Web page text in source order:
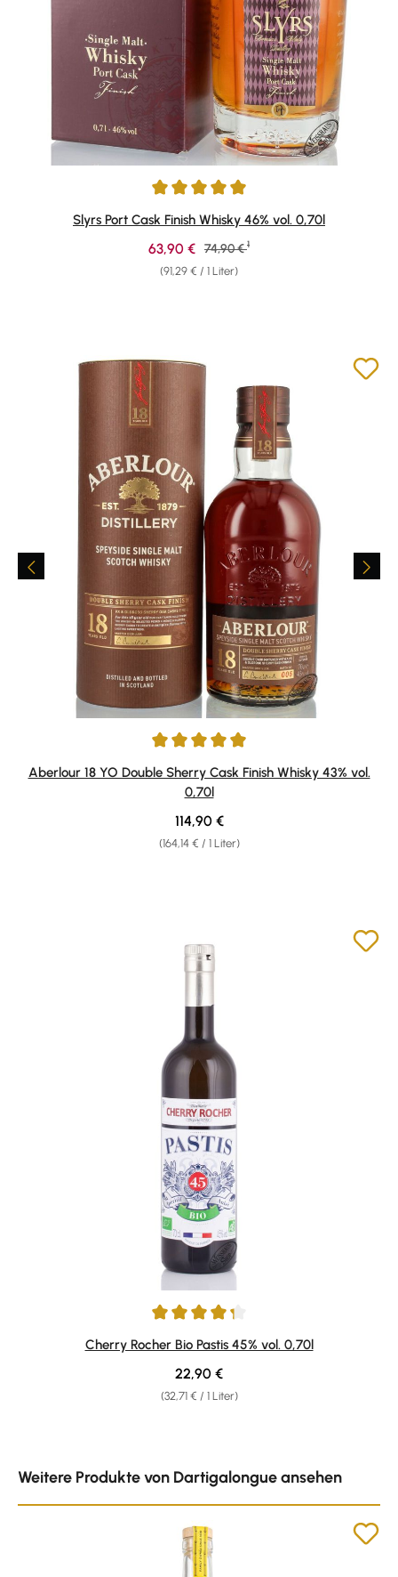
Durchschnittliche Bewertung von 5 von 5 Sternen
Slyrs Port Cask Finish Whisky 46% vol. 0,70l
(91,29 € / 1 Liter)
Verkaufspreis:
63,90 € Regulärer Preis:
74,90 € 1
Durchschnittliche Bewertung von 4.97 von 5 Sternen
Aberlour 18 YO Double Sherry Cask Finish Whisky 43% vol.
0,70l
(164,14 € / 1 Liter)
Regulärer Preis:
114,90 €
Durchschnittliche Bewertung von 4.13 von 5 Sternen
Cherry Rocher Bio Pastis 45% vol. 0,70l
(32,71 € / 1 Liter)
Regulärer Preis:
22,90 €
Weitere Produkte von Dartigalongue ansehen